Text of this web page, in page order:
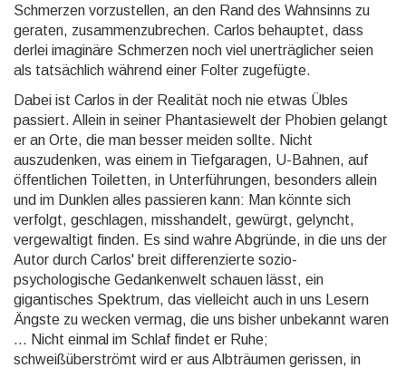
Schmerzen vorzustellen, an den Rand des Wahnsinns zu
geraten, zusammenzubrechen. Carlos behauptet, dass
derlei imaginäre Schmerzen noch viel unerträglicher seien
als tatsächlich während einer Folter zugefügte.
Dabei ist Carlos in der Realität noch nie etwas Übles
passiert. Allein in seiner Phantasiewelt der Phobien gelangt
er an Orte, die man besser meiden sollte. Nicht
auszudenken, was einem in Tiefgaragen, U-Bahnen, auf
öffentlichen Toiletten, in Unterführungen, besonders allein
und im Dunklen alles passieren kann: Man könnte sich
verfolgt, geschlagen, misshandelt, gewürgt, gelyncht,
vergewaltigt finden. Es sind wahre Abgründe, in die uns der
Autor durch Carlos' breit differenzierte sozio-
psychologische Gedankenwelt schauen lässt, ein
gigantisches Spektrum, das vielleicht auch in uns Lesern
Ängste zu wecken vermag, die uns bisher unbekannt waren
... Nicht einmal im Schlaf findet er Ruhe;
schweißüberströmt wird er aus Albträumen gerissen, in